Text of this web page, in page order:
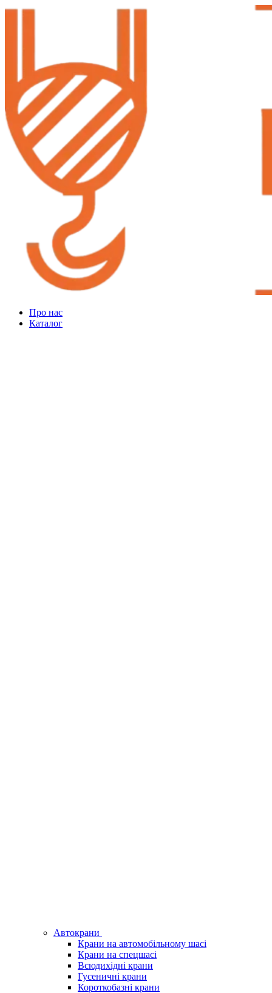
Про нас
Каталог
Автокрани
Крани на автомобільному шасі
Крани на спецшасі
Всюдихідні крани
Гусеничні крани
Короткобазні крани